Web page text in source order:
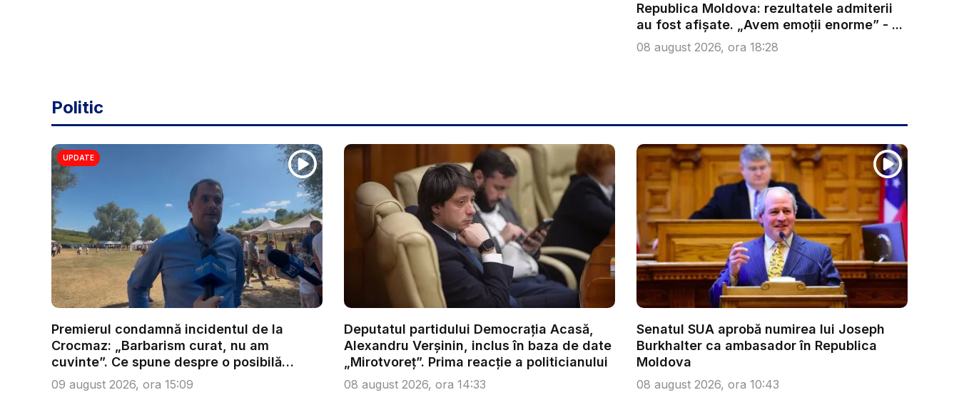
Republica Moldova: rezultatele admiterii
au fost afișate. „Avem emoții enorme” - ...
08 august 2026, ora 18:28
Politic
UPDATE
Premierul condamnă incidentul de la
Crocmaz: „Barbarism curat, nu am
cuvinte”. Ce spune despre o posibilă
conv...
09 august 2026, ora 15:09
Deputatul partidului Democrația Acasă,
Alexandru Verșinin, inclus în baza de date
„Mirotvoreț”. Prima reacție a politicianului
08 august 2026, ora 14:33
Senatul SUA aprobă numirea lui Joseph
Burkhalter ca ambasador în Republica
Moldova
08 august 2026, ora 10:43